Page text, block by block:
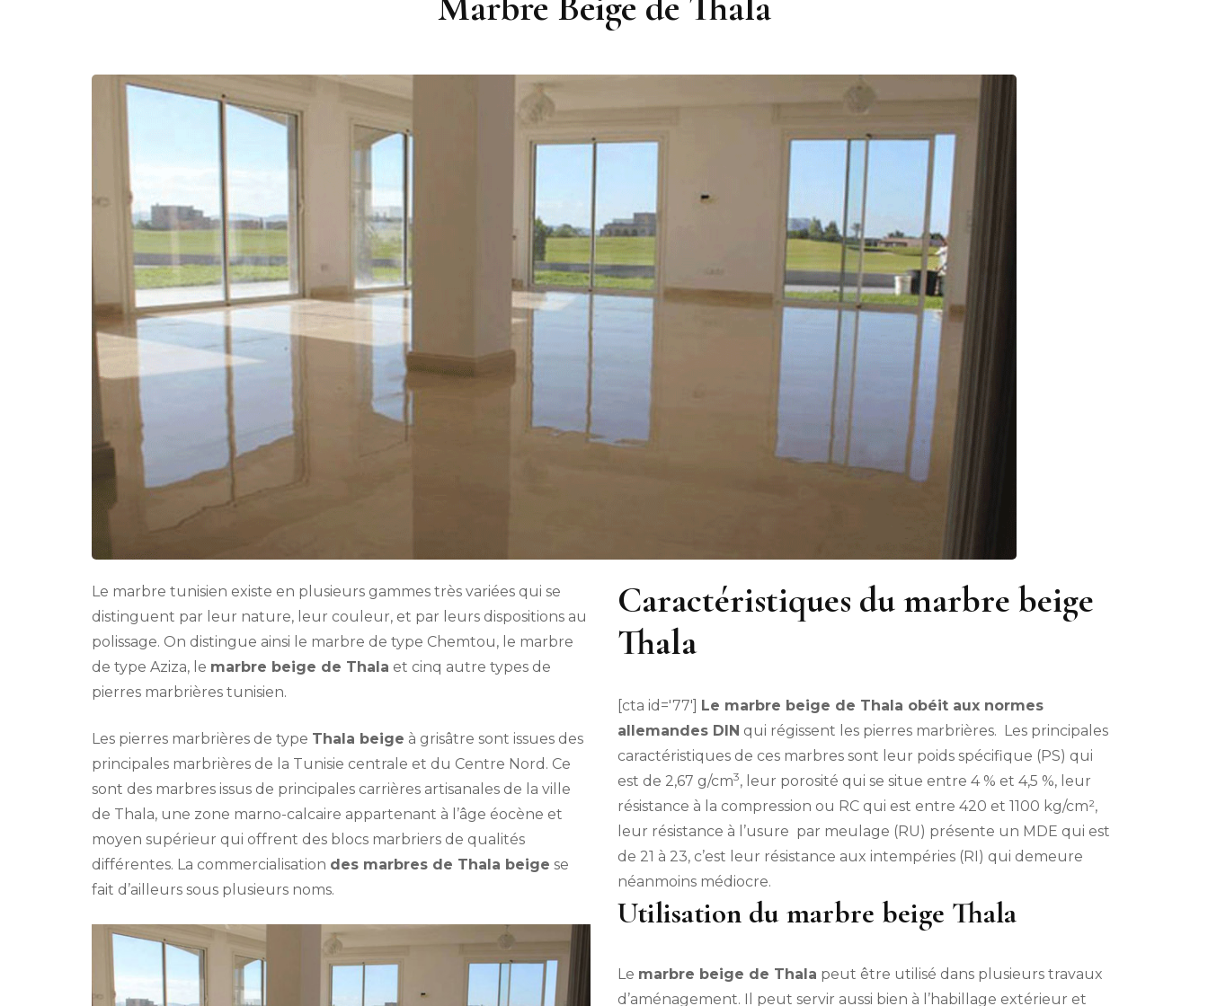
Marbre Noir Aziza
Marbre Gris Foussana
Le marbre tunisien existe en plusieurs gammes très variées qui se
distinguent par leur nature, leur couleur, et par leurs dispositions au
polissage. On distingue ainsi le marbre de type Chemtou, le marbre
de type Aziza, le marbre beige de Thala et cinq autre types de
pierres marbrières tunisien.
Les pierres marbrières de type Thala beige à grisâtre sont issues des
principales marbrières de la Tunisie centrale et du Centre Nord. Ce
sont des marbres issus de principales carrières artisanales de la ville
de Thala, une zone marno-calcaire appartenant à l’âge éocène et
moyen supérieur qui offrent des blocs marbriers de qualités
différentes. La commercialisation des marbres de Thala beige se
fait d’ailleurs sous plusieurs noms.
Caractéristiques du marbre beige
Thala
[cta id='77']
Le marbre beige de Thala obéit aux normes
allemandes DIN qui régissent les pierres marbrières. Les principales
caractéristiques de ces marbres sont leur poids spécifique (PS) qui
est de 2,67 g/cm3, leur porosité qui se situe entre 4 % et 4,5 %, leur
résistance à la compression ou RC qui est entre 420 et 1100 kg/cm²,
leur résistance à l’usure par meulage (RU) présente un MDE qui est
de 21 à 23, c’est leur résistance aux intempéries (RI) qui demeure
néanmoins médiocre.
Utilisation du marbre beige Thala
Le marbre beige de Thala peut être utilisé dans plusieurs travaux
d’aménagement. Il peut servir aussi bien à l’habillage extérieur et